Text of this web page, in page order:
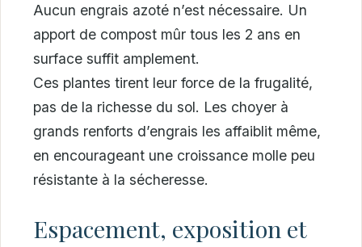
Aucun engrais azoté n’est nécessaire. Un
apport de compost mûr tous les 2 ans en
surface suffit amplement.
Ces plantes tirent leur force de la frugalité,
pas de la richesse du sol. Les choyer à
grands renforts d’engrais les affaiblit même,
en encourageant une croissance molle peu
résistante à la sécheresse.
Espacement, exposition et